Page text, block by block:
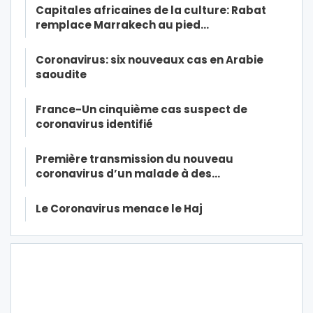
Capitales africaines de la culture: Rabat
remplace Marrakech au pied…
Coronavirus: six nouveaux cas en Arabie
saoudite
France-Un cinquième cas suspect de
coronavirus identifié
Première transmission du nouveau
coronavirus d’un malade à des…
Le Coronavirus menace le Haj